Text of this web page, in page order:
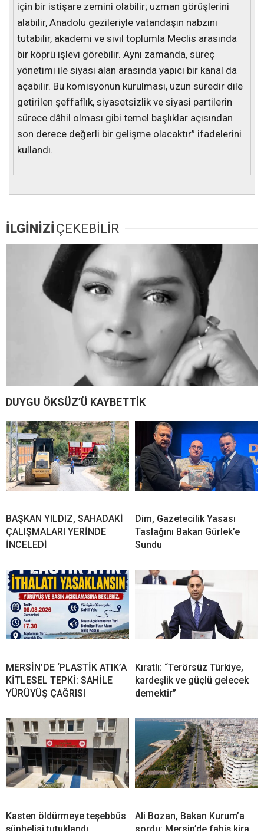
için bir istişare zemini olabilir; uzman görüşlerini
alabilir, Anadolu gezileriyle vatandaşın nabzını
tutabilir, akademi ve sivil toplumla Meclis arasında
bir köprü işlevi görebilir. Aynı zamanda, süreç
yönetimi ile siyasi alan arasında yapıcı bir kanal da
açabilir. Bu komisyonun kurulması, uzun süredir dile
getirilen şeffaflık, siyasetsizlik ve siyasi partilerin
sürece dâhil olması gibi temel başlıklar açısından
son derece değerli bir gelişme olacaktır” ifadelerini
kullandı.
İLGİNİZİÇEKEBİLİR
DUYGU ÖKSÜZ’Ü KAYBETTİK
BAŞKAN YILDIZ, SAHADAKİ
ÇALIŞMALARI YERİNDE
İNCELEDİ
Dim, Gazetecilik Yasası
Taslağını Bakan Gürlek’e
Sundu
MERSİN’DE ‘PLASTİK ATIK’A
KİTLESEL TEPKİ: SAHİLE
YÜRÜYÜŞ ÇAĞRISI
Kıratlı: “Terörsüz Türkiye,
kardeşlik ve güçlü gelecek
demektir”
Kasten öldürmeye teşebbüs
Ali Bozan, Bakan Kurum’a